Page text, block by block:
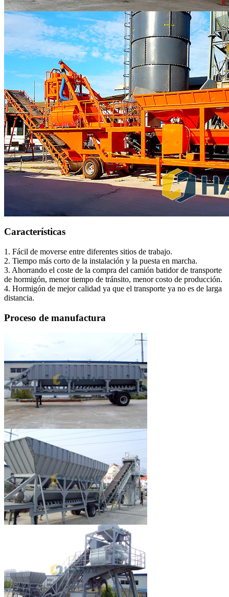
Características
1. Fácil de moverse entre diferentes sitios de trabajo.
2. Tiempo más corto de la instalación y la puesta en marcha.
3. Ahorrando el coste de la compra del camión batidor de transporte
de hormigón, menor tiempo de tránsito, menor costo de producción.
4. Hormigón de mejor calidad ya que el transporte ya no es de larga
distancia.
Proceso de manufactura